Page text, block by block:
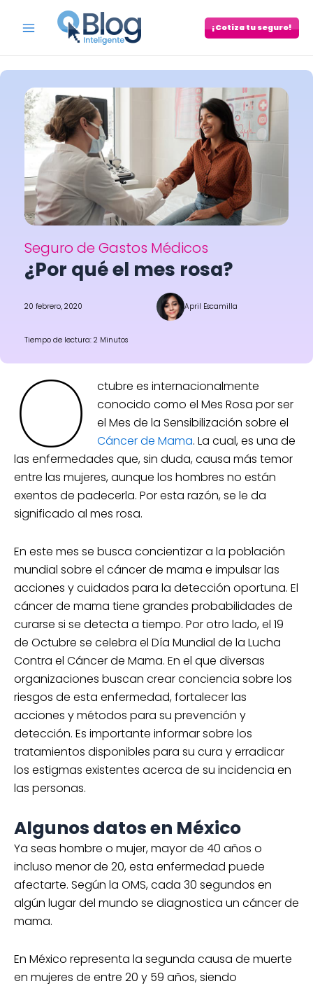
Menu
¡Cotiza tu seguro!
Seguro de Gastos Médicos
¿Por qué el mes rosa?
20 febrero, 2020 April Escamilla
Tiempo de lectura: 2 Minutos
O
ctubre es internacionalmente
conocido como el Mes Rosa por ser
el Mes de la Sensibilización sobre el
Cáncer de Mama. La cual, es una de
las enfermedades que, sin duda, causa más temor
entre las mujeres, aunque los hombres no están
exentos de padecerla. Por esta razón, se le da
significado al mes rosa.
En este mes se busca concientizar a la población
mundial sobre el cáncer de mama e impulsar las
acciones y cuidados para la detección oportuna. El
cáncer de mama tiene grandes probabilidades de
curarse si se detecta a tiempo. Por otro lado, el 19
de Octubre se celebra el Día Mundial de la Lucha
Contra el Cáncer de Mama. En el que diversas
organizaciones buscan crear conciencia sobre los
riesgos de esta enfermedad, fortalecer las
acciones y métodos para su prevención y
detección. Es importante informar sobre los
tratamientos disponibles para su cura y erradicar
los estigmas existentes acerca de su incidencia en
las personas.
Algunos datos en México
Ya seas hombre o mujer, mayor de 40 años o
incluso menor de 20, esta enfermedad puede
afectarte. Según la OMS, cada 30 segundos en
algún lugar del mundo se diagnostica un cáncer de
mama.
En México representa la segunda causa de muerte
en mujeres de entre 20 y 59 años, siendo